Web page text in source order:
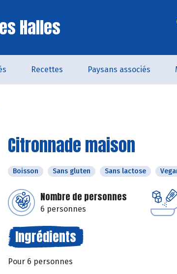
Halles
Recettes Paysans associés
Citronnade maison
Boisson Sans gluten Sans lactose
Nombre de personnes
6 personnes
Ingrédients
Pour 6 personnes